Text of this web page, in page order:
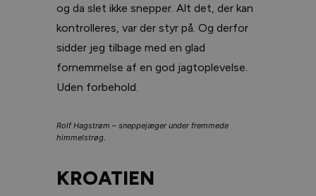
og da slet ikke snepper. Alt det, der kan
kontrolleres, var der styr på. Og derfor
sidder jeg tilbage med en glad
fornemmelse af en god jagtoplevelse.
Uden forbehold.
Rolf Hagstrøm – sneppejæger under fremmede
himmelstrøg.
KROATIEN